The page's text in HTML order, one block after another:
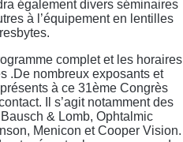
également divers séminaires
à l’équipement en lentilles
complet et les horaires
.De nombreux exposants et
à ce 31ème Congrès
Il s’agit notamment des
& Lomb, Ophtalmic
Menicon et Cooper Vision.